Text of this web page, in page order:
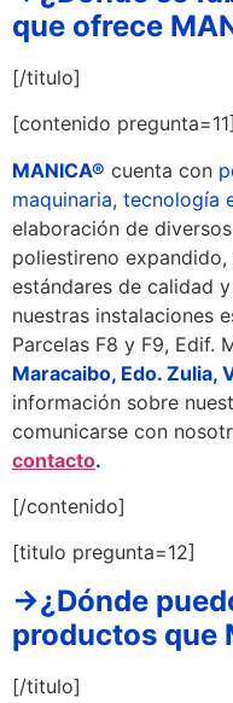
que ofrece
[/titulo]
[contenido pregunta=11]
MANICA® cuenta con
maquinaria, tecnología
elaboración de
poliestireno
estándares de calidad
nuestras instalaciones
Parcelas F8 y F9, Edif.
Maracaibo, Edo. Zulia,
información sobre
comunicarse con
contacto.
[/contenido]
[titulo pregunta=12]
→¿Dónde
productos que
[/titulo]